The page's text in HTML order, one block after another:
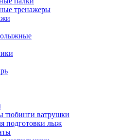
тренажеры
тюбинги ватрушки
подготовки лыж